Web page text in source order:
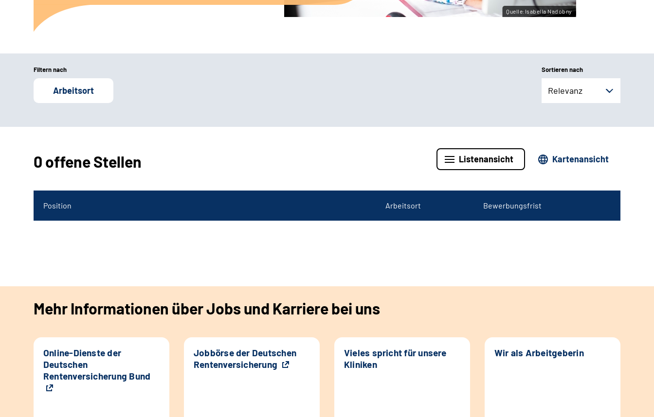
Quelle:Isabella Nadobny
Filtern nach
Arbeitsort
Sortieren nach
Relevanz
0 offene Stellen Listenansicht Kartenansicht
Position Arbeitsort Bewerbungsfrist
Mehr Informationen über Jobs und Karriere bei uns
Online-Dienste der
Deutschen
Rentenversicherung Bund
Jobbörse der Deutschen
Rentenversicherung
Vieles spricht für unsere
Kliniken
Wir als Arbeitgeberin